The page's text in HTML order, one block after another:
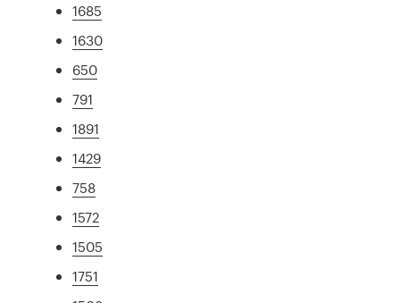
1685
1630
650
791
1891
1429
758
1572
1505
1751